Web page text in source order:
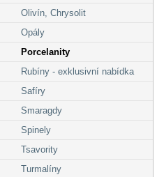
Olivín, Chrysolit
Opály
Porcelanity
Rubíny - exklusivní nabídka
Safíry
Smaragdy
Spinely
Tsavority
Turmalíny